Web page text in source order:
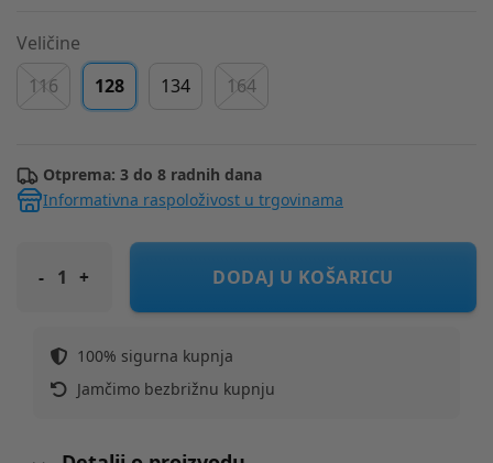
Veličine
116
128 134 164
Otprema: 3 do 8 radnih dana
Informativna raspoloživost u trgovinama
ORIGINAL MARINES hlače trenirka DH DFAV3614F Ž Plava 128
DODAJ U KOŠARICU
100% sigurna kupnja
Jamčimo bezbrižnu kupnju